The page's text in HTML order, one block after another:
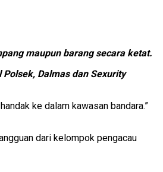
maupun barang secara ketat.
Dalmas dan Sexurity
ke dalam kawasan bandara.”
dari kelompok pengacau